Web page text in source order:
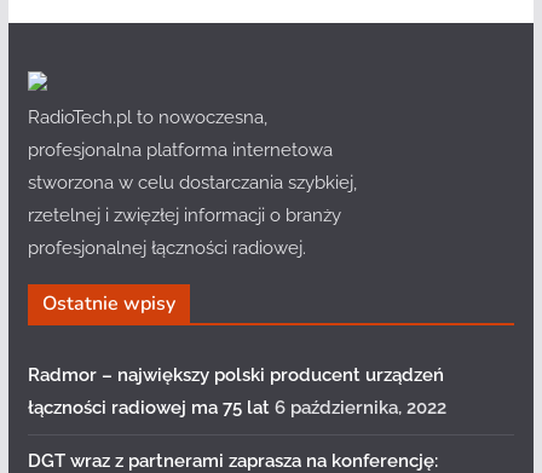
RadioTech.pl to nowoczesna,
profesjonalna platforma internetowa
stworzona w celu dostarczania szybkiej,
rzetelnej i zwięzłej informacji o branży
profesjonalnej łączności radiowej.
Ostatnie wpisy
Radmor – największy polski producent urządzeń
łączności radiowej ma 75 lat 6 października, 2022
DGT wraz z partnerami zaprasza na konferencję: